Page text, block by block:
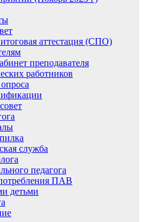
итоговая аттестация (СПО)
преподавателя
работников
служба
педагога
ПАВ
детьми